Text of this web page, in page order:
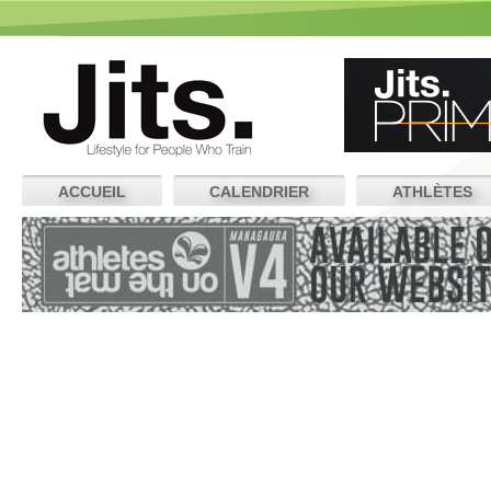
ACCUEIL CALENDRIER ATHLÈTES